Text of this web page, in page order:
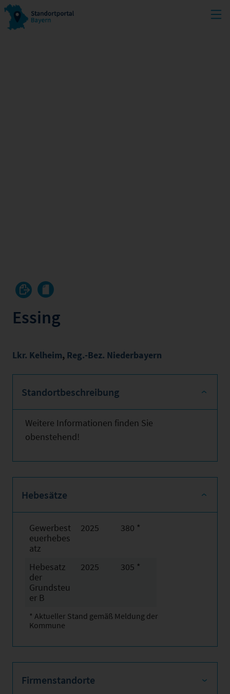
Essing
Lkr. Kelheim, Reg.-Bez. Niederbayern
Standortbeschreibung
Weitere Informationen finden Sie
obenstehend!
Hebesätze
Gewerbest
euerhebes
atz
2025 380 *
Hebesatz
der
Grundsteu
er B
2025 305 *
* Aktueller Stand gemäß Meldung der
Kommune
Firmenstandorte